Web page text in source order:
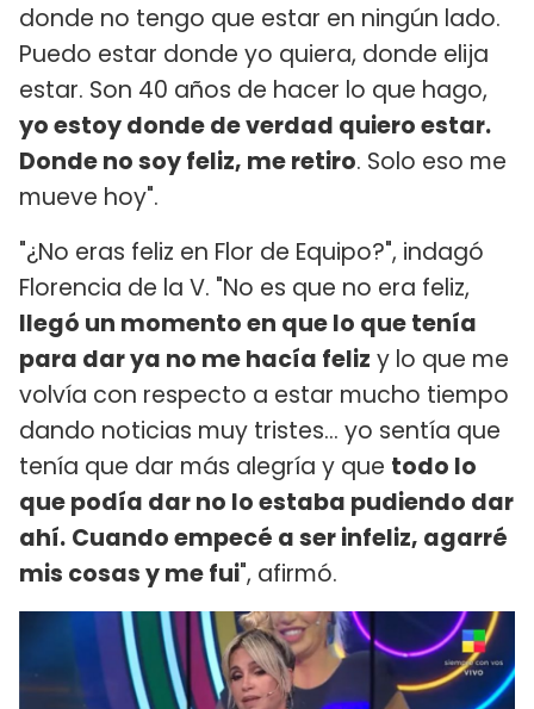
donde no tengo que estar en ningún lado.
Puedo estar donde yo quiera, donde elija
estar. Son 40 años de hacer lo que hago,
yo estoy donde de verdad quiero estar.
Donde no soy feliz, me retiro. Solo eso me
mueve hoy".
"¿No eras feliz en Flor de Equipo?", indagó
Florencia de la V. "No es que no era feliz,
llegó un momento en que lo que tenía
para dar ya no me hacía feliz y lo que me
volvía con respecto a estar mucho tiempo
dando noticias muy tristes... yo sentía que
tenía que dar más alegría y que todo lo
que podía dar no lo estaba pudiendo dar
ahí. Cuando empecé a ser infeliz, agarré
mis cosas y me fui", afirmó.